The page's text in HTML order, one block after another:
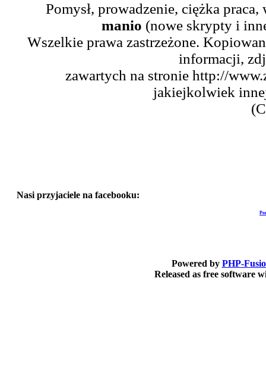
Pomysł, prowadzenie, ciężka
manio (nowe skrypty i
Wszelkie prawa zastrzeżone.
informacji,
zawartych na stronie http://
jakiejkolwiek
Nasi przyjaciele na facebooku:
Powered by PHP-
Released as free software